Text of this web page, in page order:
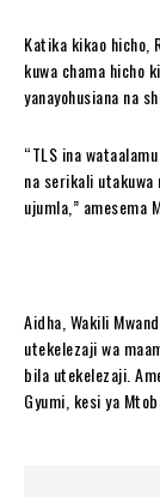
Katika kikao hicho,
kuwa chama hicho
yanayohusiana na
“TLS ina
na serikali
ujumla,” amesema
Aidha, Wakili
utekelezaji wa
bila utekelezaji.
Gyumi, kesi ya